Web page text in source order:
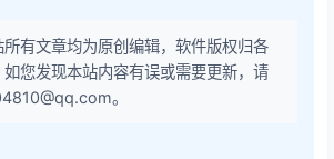
所有文章均为原创编辑，软件版权归各
如您发现本站内容有误或需要更新，请
。